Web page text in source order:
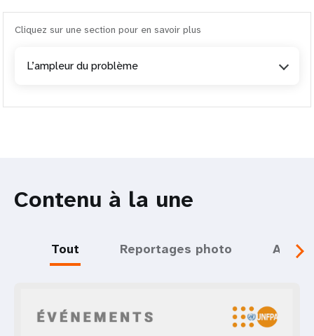
Cliquez sur une section pour en savoir plus
L’ampleur du problème
Contenu à la une
Tout Reportages photo